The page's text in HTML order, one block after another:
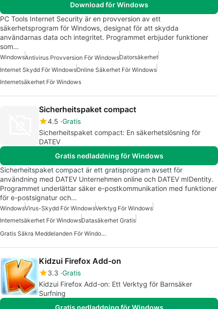
Download för Windows
PC Tools Internet Security är en provversion av ett
säkerhetsprogram för Windows, designat för att skydda
användarnas data och integritet. Programmet erbjuder funktioner
som…
WindowsAntivirus Provversion För WindowsDatorsäkerhet
Internet Skydd För WindowsOnline Säkerhet För Windows
Internetsäkerhet För Windows
Sicherheitspaket compact
4.5 Gratis
Sicherheitspaket compact: En säkerhetslösning för
DATEV
Gratis nedladdning för Windows
Sicherheitspaket compact är ett gratisprogram avsett för
användning med DATEV Unternehmen online och DATEV mIDentity.
Programmet underlättar säker e-postkommunikation med funktioner
för e-postsignatur och…
WindowsVirus-Skydd För WindowsVerktyg För Windows
Internetsäkerhet För WindowsDatasäkerhet Gratis
Gratis Säkra Meddelanden För Windows
Kidzui Firefox Add-on
3.3 Gratis
Kidzui Firefox Add-on: Ett Verktyg för Barnsäker
Surfning
Gratis nedladdning för Windows